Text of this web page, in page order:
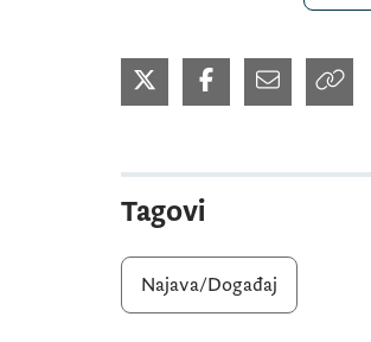
Tagovi
Najava/Događaj